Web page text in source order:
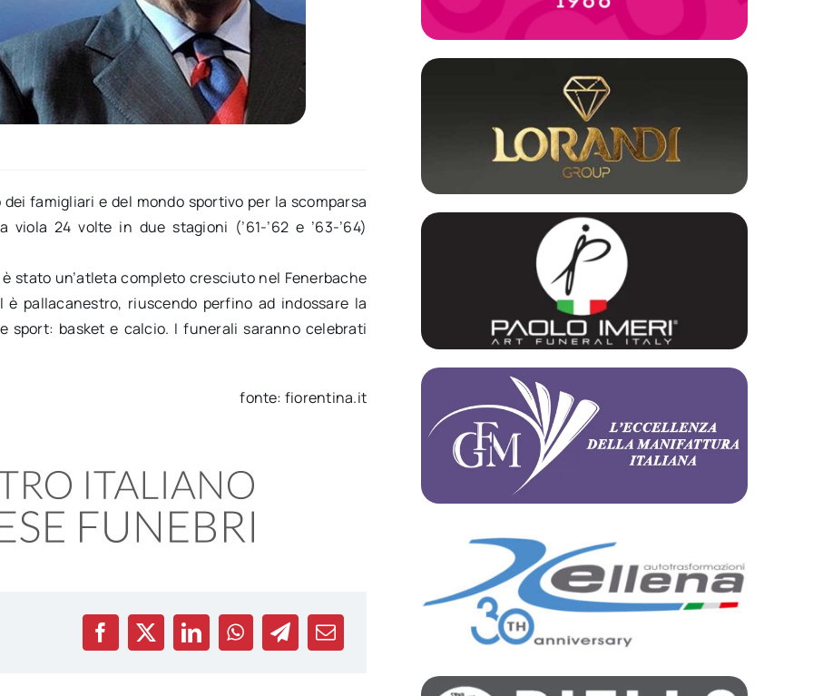
famigliari e del mondo sportivo per la scomparsa
24 volte in due stagioni (’61-’62 e ’63-’64)
stato un’atleta completo cresciuto nel Fenerbache
pallacanestro, riuscendo perfino ad indossare la
sport: basket e calcio. I funerali saranno celebrati
fonte: fiorentina.it